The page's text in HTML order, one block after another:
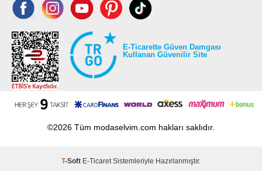
E-Ticarette Güven Damgası
Kullanan Güvenilir Site
©2026 Tüm modaselvim.com hakları saklıdır.
T-Soft E-TicaretSistemleriyle Hazırlanmıştır.